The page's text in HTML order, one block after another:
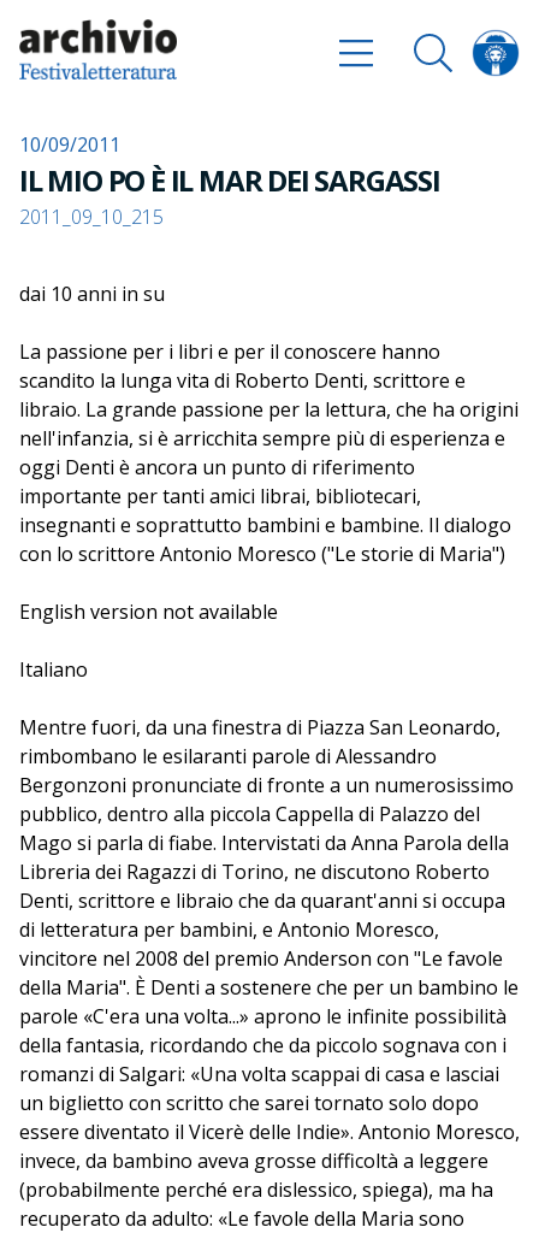
10/09/2011
IL MIO PO È IL MAR DEI SARGASSI
2011_09_10_215
dai 10 anni in su
La passione per i libri e per il conoscere hanno
scandito la lunga vita di Roberto Denti, scrittore e
libraio. La grande passione per la lettura, che ha origini
nell'infanzia, si è arricchita sempre più di esperienza e
oggi Denti è ancora un punto di riferimento
importante per tanti amici librai, bibliotecari,
insegnanti e soprattutto bambini e bambine. Il dialogo
con lo scrittore Antonio Moresco ("Le storie di Maria")
libri. Consigli di lettura proiettati nel futuro, con radici
Torino li intervista.
English version not available
Italiano
Mentre fuori, da una finestra di Piazza San Leonardo,
rimbombano le esilaranti parole di Alessandro
Bergonzoni pronunciate di fronte a un numerosissimo
pubblico, dentro alla piccola Cappella di Palazzo del
Mago si parla di fiabe. Intervistati da Anna Parola della
Libreria dei Ragazzi di Torino, ne discutono Roberto
Denti, scrittore e libraio che da quarant'anni si occupa
di letteratura per bambini, e Antonio Moresco,
vincitore nel 2008 del premio Anderson con "Le favole
della Maria". È Denti a sostenere che per un bambino le
parole «C'era una volta...» aprono le infinite possibilità
della fantasia, ricordando che da piccolo sognava con i
romanzi di Salgari: «Una volta scappai di casa e lasciai
un biglietto con scritto che sarei tornato solo dopo
essere diventato il Vicerè delle Indie». Antonio Moresco,
invece, da bambino aveva grosse difficoltà a leggere
(probabilmente perché era dislessico, spiega), ma ha
recuperato da adulto: «Le favole della Maria sono